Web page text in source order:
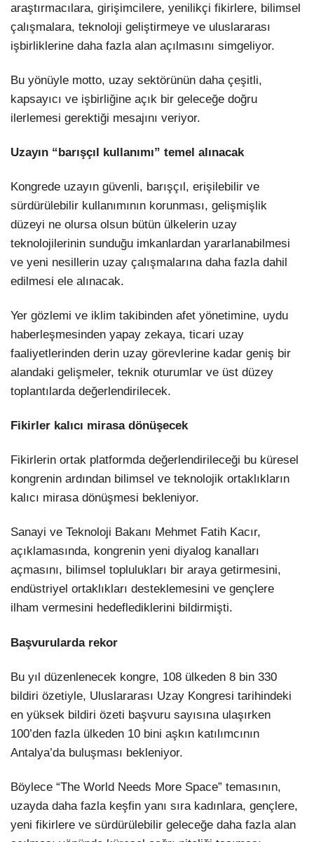
araştırmacılara, girişimcilere, yenilikçi fikirlere, bilimsel
çalışmalara, teknoloji geliştirmeye ve uluslararası
işbirliklerine daha fazla alan açılmasını simgeliyor.
Bu yönüyle motto, uzay sektörünün daha çeşitli,
kapsayıcı ve işbirliğine açık bir geleceğe doğru
ilerlemesi gerektiği mesajını veriyor.
Uzayın “barışçıl kullanımı” temel alınacak
Kongrede uzayın güvenli, barışçıl, erişilebilir ve
sürdürülebilir kullanımının korunması, gelişmişlik
düzeyi ne olursa olsun bütün ülkelerin uzay
teknolojilerinin sunduğu imkanlardan yararlanabilmesi
ve yeni nesillerin uzay çalışmalarına daha fazla dahil
edilmesi ele alınacak.
Yer gözlemi ve iklim takibinden afet yönetimine, uydu
haberleşmesinden yapay zekaya, ticari uzay
faaliyetlerinden derin uzay görevlerine kadar geniş bir
alandaki gelişmeler, teknik oturumlar ve üst düzey
toplantılarda değerlendirilecek.
Fikirler kalıcı mirasa dönüşecek
Fikirlerin ortak platformda değerlendirileceği bu küresel
kongrenin ardından bilimsel ve teknolojik ortaklıkların
kalıcı mirasa dönüşmesi bekleniyor.
Sanayi ve Teknoloji Bakanı Mehmet Fatih Kacır,
açıklamasında, kongrenin yeni diyalog kanalları
açmasını, bilimsel toplulukları bir araya getirmesini,
endüstriyel ortaklıkları desteklemesini ve gençlere
ilham vermesini hedeflediklerini bildirmişti.
Başvurularda rekor
Bu yıl düzenlenecek kongre, 108 ülkeden 8 bin 330
bildiri özetiyle, Uluslararası Uzay Kongresi tarihindeki
en yüksek bildiri özeti başvuru sayısına ulaşırken
100’den fazla ülkeden 10 bini aşkın katılımcının
Antalya’da buluşması bekleniyor.
Böylece “The World Needs More Space” temasının,
uzayda daha fazla keşfin yanı sıra kadınlara, gençlere,
yeni fikirlere ve sürdürülebilir geleceğe daha fazla alan